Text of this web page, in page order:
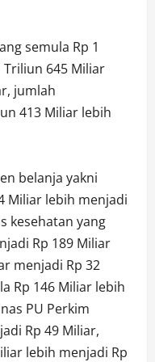
semula Rp 1
645 Miliar
jumlah
413 Miliar lebih
belanja yakni
Miliar lebih menjadi
kesehatan yang
Rp 189 Miliar
menjadi Rp 32
Rp 146 Miliar lebih
PU Perkim
Rp 49 Miliar,
lebih menjadi Rp